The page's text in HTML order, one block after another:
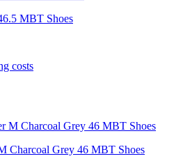
MBT Shoes
costs
Charcoal Grey 46 MBT Shoes